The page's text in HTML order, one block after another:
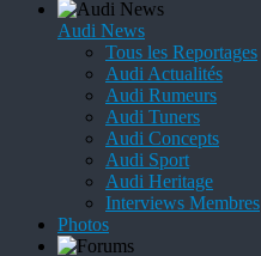
Audi News
Tous les Reportages
Audi Actualités
Audi Rumeurs
Audi Tuners
Audi Concepts
Audi Sport
Audi Heritage
Interviews Membres
Photos